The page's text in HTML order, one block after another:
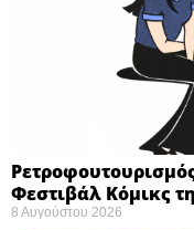
Φεστιβάλ Κόμικς
8 Αυγούστου 2026